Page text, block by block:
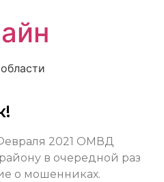
2021 ОМВД
в очередной раз
о мошенниках.